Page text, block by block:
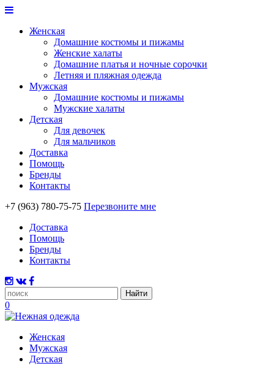
Женская
Домашние костюмы и пижамы
Женские халаты
Домашние платья и ночные сорочки
Летняя и пляжная одежда
Мужская
Домашние костюмы и пижамы
Мужские халаты
Детская
Для девочек
Для мальчиков
Доставка
Помощь
Бренды
Контакты
+7 (963) 780-75-75 Перезвоните мне
Доставка
Помощь
Бренды
Контакты
0
Женская
Мужская
Детская